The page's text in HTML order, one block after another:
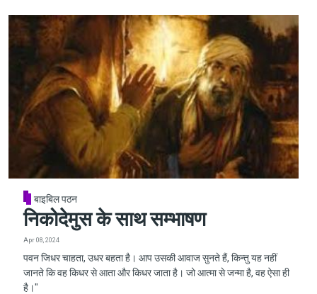
बाइबिल पठन
निकोदेमुस के साथ सम्भाषण
Apr 08, 2024
पवन जिधर चाहता, उधर बहता है। आप उसकी आवाज सुनते हैं, किन्तु यह नहीं
जानते कि वह किधर से आता और किधर जाता है। जो आत्मा से जन्मा है, वह ऐसा ही
है।"